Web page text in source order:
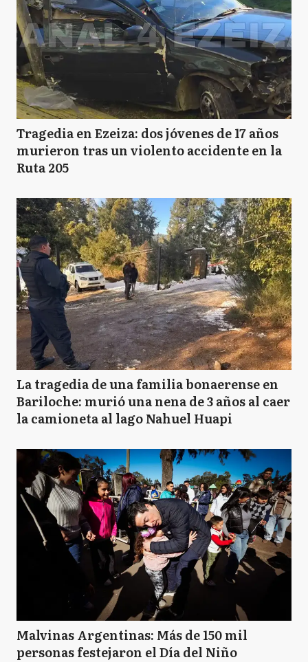
LC La Costa
LM La Matanza
LP La Plata
L Lanús
L Laprida
LF Las Flores
LN Leandro N Alem
L Lezama
L Lincoln
Lobería
L Lobos
Tragedia en Ezeiza: dos jóvenes de 17 años
murieron tras un violento accidente en la
Ruta 205
La tragedia de una familia bonaerense en
Bariloche: murió una nena de 3 años al caer
la camioneta al lago Nahuel Huapi
Malvinas Argentinas: Más de 150 mil
personas festejaron el Día del Niño